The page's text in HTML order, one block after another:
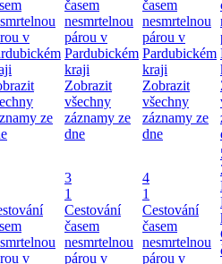
v
ze
časem
nesmrtelnou
párou v
Pardubickém
kraji
Zobrazit
všechny
záznamy ze
dne
časem
nesmrtelnou
párou v
Pardubickém
kraji
Zobrazit
všechny
záznamy ze
dne
v
3
1
Cestování
časem
nesmrtelnou
párou v
4
1
Cestování
časem
nesmrtelnou
párou v